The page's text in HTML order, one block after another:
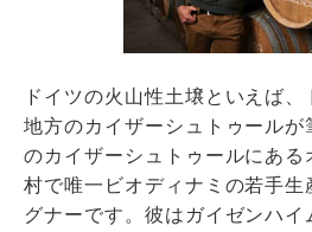
ドイツの火山性土壌といえば
地方のカイザーシュトゥールが
のカイザーシュトゥールにあ
村で唯一ビオディナミの若手生
グナーです。彼はガイゼンハ